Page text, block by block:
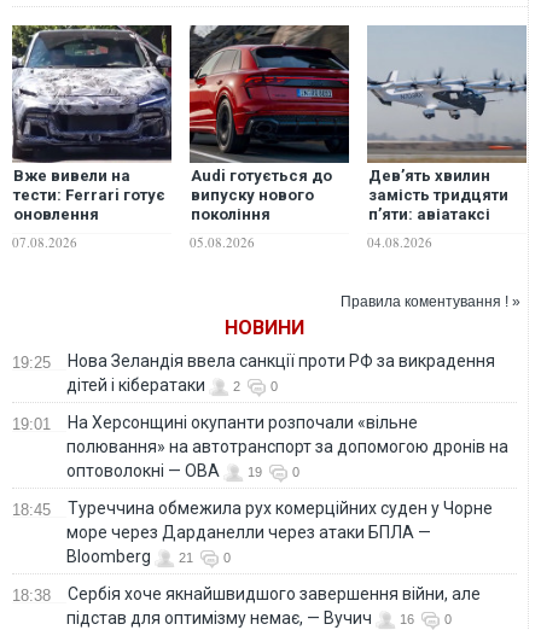
Вже вивели на
тести: Ferrari готує
оновлення
позашляховика
Purosangue. ВІДЕО
07.08.2026
Audi готується до
випуску нового
покоління
позашляховика Q8
05.08.2026
Дев’ять хвилин
замість тридцяти
п’яти: авіатаксі
здійснило перший
реальний рейс
04.08.2026
Правила коментування ! »
НОВИНИ
19:25
Нова Зеландія ввела санкції проти РФ за викрадення
дітей і кібератаки
2 0
19:01
На Херсонщині окупанти розпочали «вільне
полювання» на автотранспорт за допомогою дронів на
оптоволокні — ОВА
19 0
18:45
Туреччина обмежила рух комерційних суден у Чорне
море через Дарданелли через атаки БПЛА —
Bloomberg
21 0
18:38
Сербія хоче якнайшвидшого завершення війни, але
підстав для оптимізму немає, — Вучич
16 0